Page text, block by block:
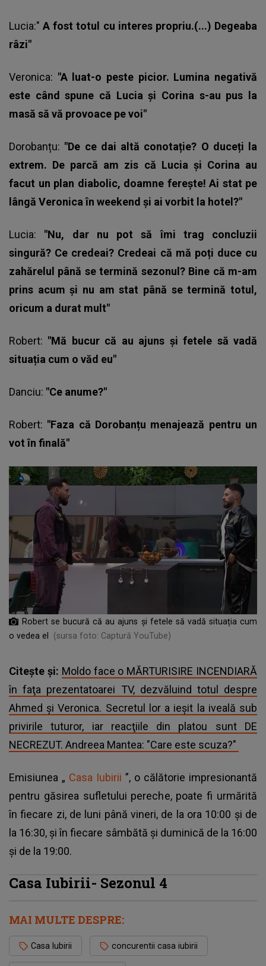
Lucia:"A fost totul cu interes propriu.(...) Degeaba
râzi"
Veronica: "A luat-o peste picior. Lumina negativă
este când spune că Lucia și Corina s-au pus la
masă să vă provoace pe voi"
Dorobanțu: "De ce dai altă conotație? O duceți la
extrem. De parcă am zis că Lucia și Corina au
facut un plan diabolic, doamne ferește! Ai stat pe
lângă Veronica în weekend și ai vorbit la hotel?"
Lucia: "Nu, dar nu pot să îmi trag concluzii
singură? Ce credeai? Credeai că mă poți duce cu
zahărelul până se termină sezonul? Bine că m-am
prins acum și nu am stat până se termină totul,
oricum a durat mult"
Robert: "Mă bucur că au ajuns și fetele să vadă
situația cum o văd eu"
Danciu: "Ce anume?"
Robert: "Faza că Dorobanțu menajează pentru un
vot în finală"
Robert se bucură că au ajuns și fetele să vadă situația cum
o vedea el
(sursa foto: Captură YouTube)
Citește și: Moldo face o MĂRTURISIRE INCENDIARĂ
în faţa prezentatoarei TV, dezvăluind totul despre
Ahmed și Veronica. Secretul lor a ieșit la iveală sub
privirile tuturor, iar reacţiile din platou sunt DE
NECREZUT. Andreea Mantea: "Care este scuza?"
Emisiunea „ Casa Iubirii ”, o călătorie impresionantă
pentru găsirea sufletului pereche, poate fi urmărită
în fiecare zi, de luni până vineri, de la ora 10:00 și de
la 16:30, și în fiecare sâmbătă și duminică de la 16:00
și de la 19:00.
Casa Iubirii- Sezonul 4
MAI MULTE DESPRE:
Casa Iubirii concurentii casa iubirii